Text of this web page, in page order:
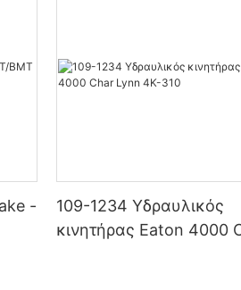
-
109-1234 Υδραυλικός
κινητήρας Eaton 4000